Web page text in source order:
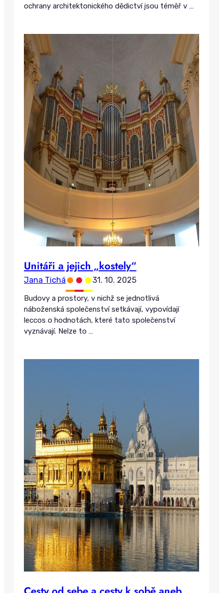
ochrany architektonického dědictví jsou téměř v …
Unitáři a jejich „kostely“
Jana Tichá•••31. 10. 2025
Budovy a prostory, v nichž se jednotlivá
náboženská společenství setkávají, vypovídají
leccos o hodnotách, které tato společenství
vyznávají. Nelze to …